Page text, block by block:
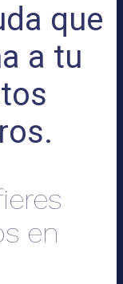
que
a tu
en